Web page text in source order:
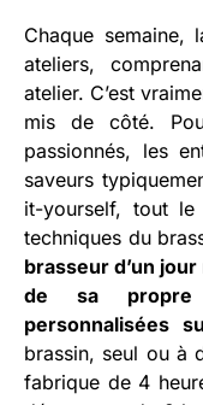
Chaque semaine,
ateliers,
atelier. C’est
mis de côté.
passionnés, les
saveurs
it-yourself, tout le
techniques du
brasseur d’un
de sa propre
personnalisées
brassin, seul ou à
fabrique de 4